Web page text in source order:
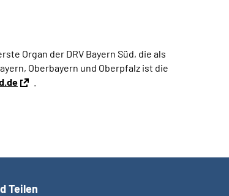
Organ der DRV Bayern Süd, die als
Oberbayern und Oberpfalz ist die
Teilen